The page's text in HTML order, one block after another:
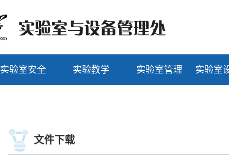
实验室安全 实验教学 实验室管理 实验室
文件下载